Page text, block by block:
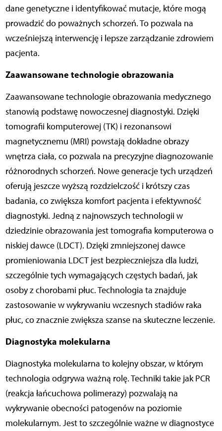
dane genetyczne i identyfikować mutacje, które mogą
prowadzić do poważnych schorzeń. To pozwala na
wcześniejszą interwencję i lepsze zarządzanie zdrowiem
pacjenta.
Zaawansowane technologie obrazowania
Zaawansowane technologie obrazowania medycznego
stanowią podstawę nowoczesnej diagnostyki. Dzięki
tomografii komputerowej (TK) i rezonansowi
magnetycznemu (MRI) powstają dokładne obrazy
wnętrza ciała, co pozwala na precyzyjne diagnozowanie
różnorodnych schorzeń. Nowe generacje tych urządzeń
oferują jeszcze wyższą rozdzielczość i krótszy czas
badania, co zwiększa komfort pacjenta i efektywność
diagnostyki. Jedną z najnowszych technologii w
dziedzinie obrazowania jest tomografia komputerowa o
niskiej dawce (LDCT). Dzięki zmniejszonej dawce
promieniowania LDCT jest bezpieczniejsza dla ludzi,
szczególnie tych wymagających częstych badań, jak
osoby z chorobami płuc. Technologia ta znajduje
zastosowanie w wykrywaniu wczesnych stadiów raka
płuc, co znacznie zwiększa szanse na skuteczne leczenie.
Diagnostyka molekularna
Diagnostyka molekularna to kolejny obszar, w którym
technologia odgrywa ważną rolę. Techniki takie jak PCR
(reakcja łańcuchowa polimerazy) pozwalają na
wykrywanie obecności patogenów na poziomie
molekularnym. Jest to szczególnie ważne w diagnostyce